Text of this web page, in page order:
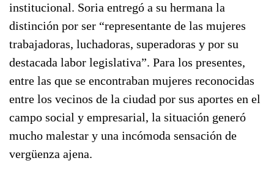
institucional. Soria entregó a su hermana la
distinción por ser “representante de las mujeres
trabajadoras, luchadoras, superadoras y por su
destacada labor legislativa”. Para los presentes,
entre las que se encontraban mujeres reconocidas
entre los vecinos de la ciudad por sus aportes en el
campo social y empresarial, la situación generó
mucho malestar y una incómoda sensación de
vergüenza ajena.